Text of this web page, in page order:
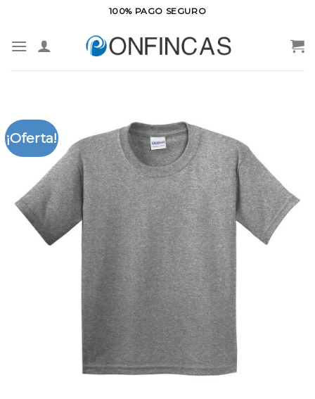
contenido
100% PAGO SEGURO
¡Oferta!